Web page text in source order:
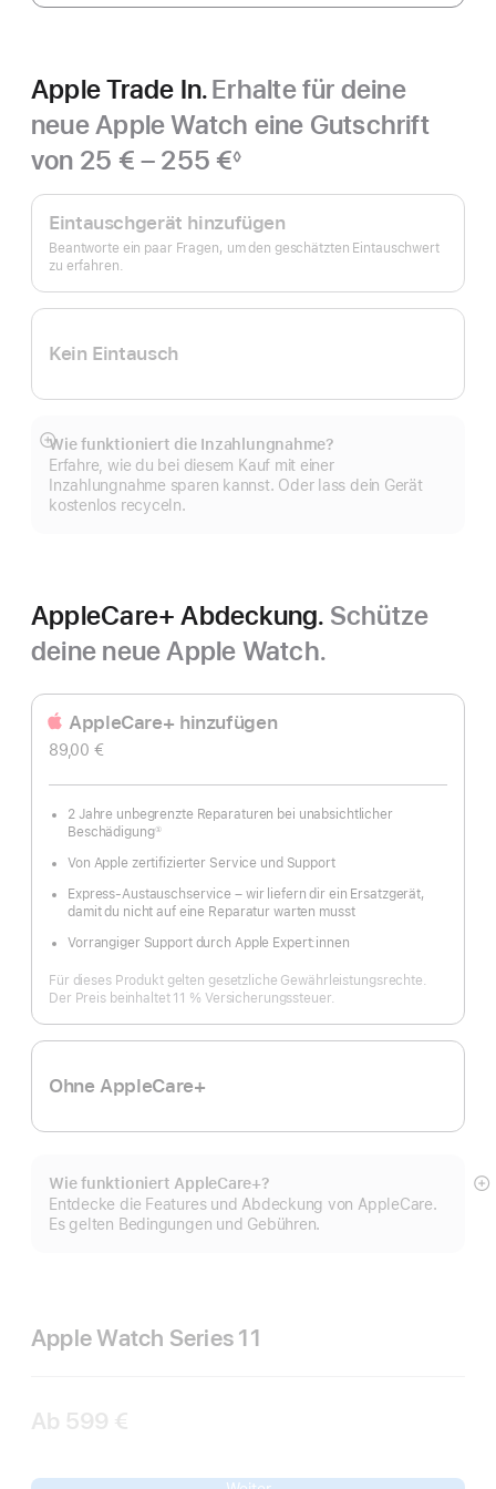
Apple Trade In.Erhalte für deine
neue Apple Watch eine Gutschrift
von 25 € – 255 €◊
Apple
Trade In.
Eintauschgerät hinzufügen
Beantworte ein paar Fragen, um den geschätzten Eintauschwert
zu erfahren.
Kein Eintausch
Wie funktioniert die Inzahlungnahme?
Erfahre, wie du bei diesem Kauf mit einer
Inzahlungnahme sparen kannst. Oder lass dein Gerät
kostenlos recyceln.
Mehr
anzeigen
AppleCare+ Abdeckung. Schütze
deine neue Apple Watch.
AppleCare+ hinzufügen
89,00 €
2 Jahre unbegrenzte Reparaturen bei unabsichtlicher
Beschädigung①
Von Apple zertifizierter Service und Support
Express-Austauschservice – wir liefern dir ein Ersatzgerät,
damit du nicht auf eine Reparatur warten musst
Vorrangiger Support durch Apple Expert:innen
Für dieses Produkt gelten gesetzliche Gewährleistungs­rechte.
Der Preis beinhaltet 11 % Versicherungs­steuer.
Ohne AppleCare+
Wie funktioniert AppleCare+?
Entdecke die Features und Abdeckung von AppleCare.
Es gelten Bedingungen und Gebühren.
Apple Watch Series 11
Ab 599 €